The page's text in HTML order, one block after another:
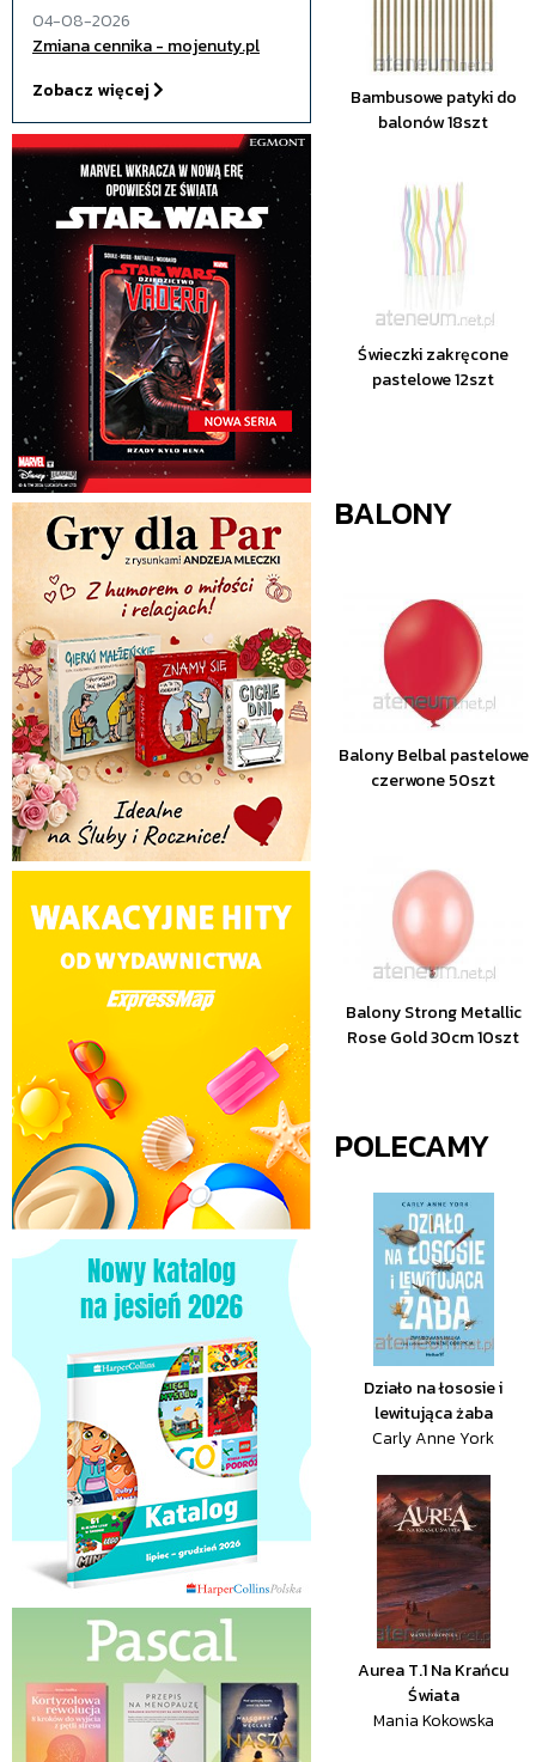
04-08-2026
Zmiana cennika - mojenuty.pl
Zobacz więcej
Bambusowe patyki do
balonów 18szt
Świeczki zakręcone
pastelowe 12szt
BALONY
Balony Belbal pastelowe
czerwone 50szt
Balony Strong Metallic
Rose Gold 30cm 10szt
POLECAMY
Działo na łososie i
lewitująca żaba
Carly Anne York
Aurea T.1 Na Krańcu
Świata
Mania Kokowska